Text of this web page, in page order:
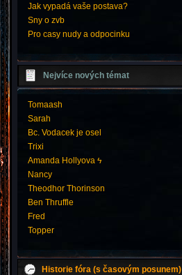
Jak vypadá vaše postava?
Sny o zvb
Pro casy nudy a odpocinku
Nejvíce nových témat
Tomaash
Sarah
Bc. Vodacek je osel
Trixi
Amanda Hollyova ϟ
Nancy
Theodhor Thorinson
Ben Thruffle
Fred
Topper
Historie fóra (s časovým posunem)